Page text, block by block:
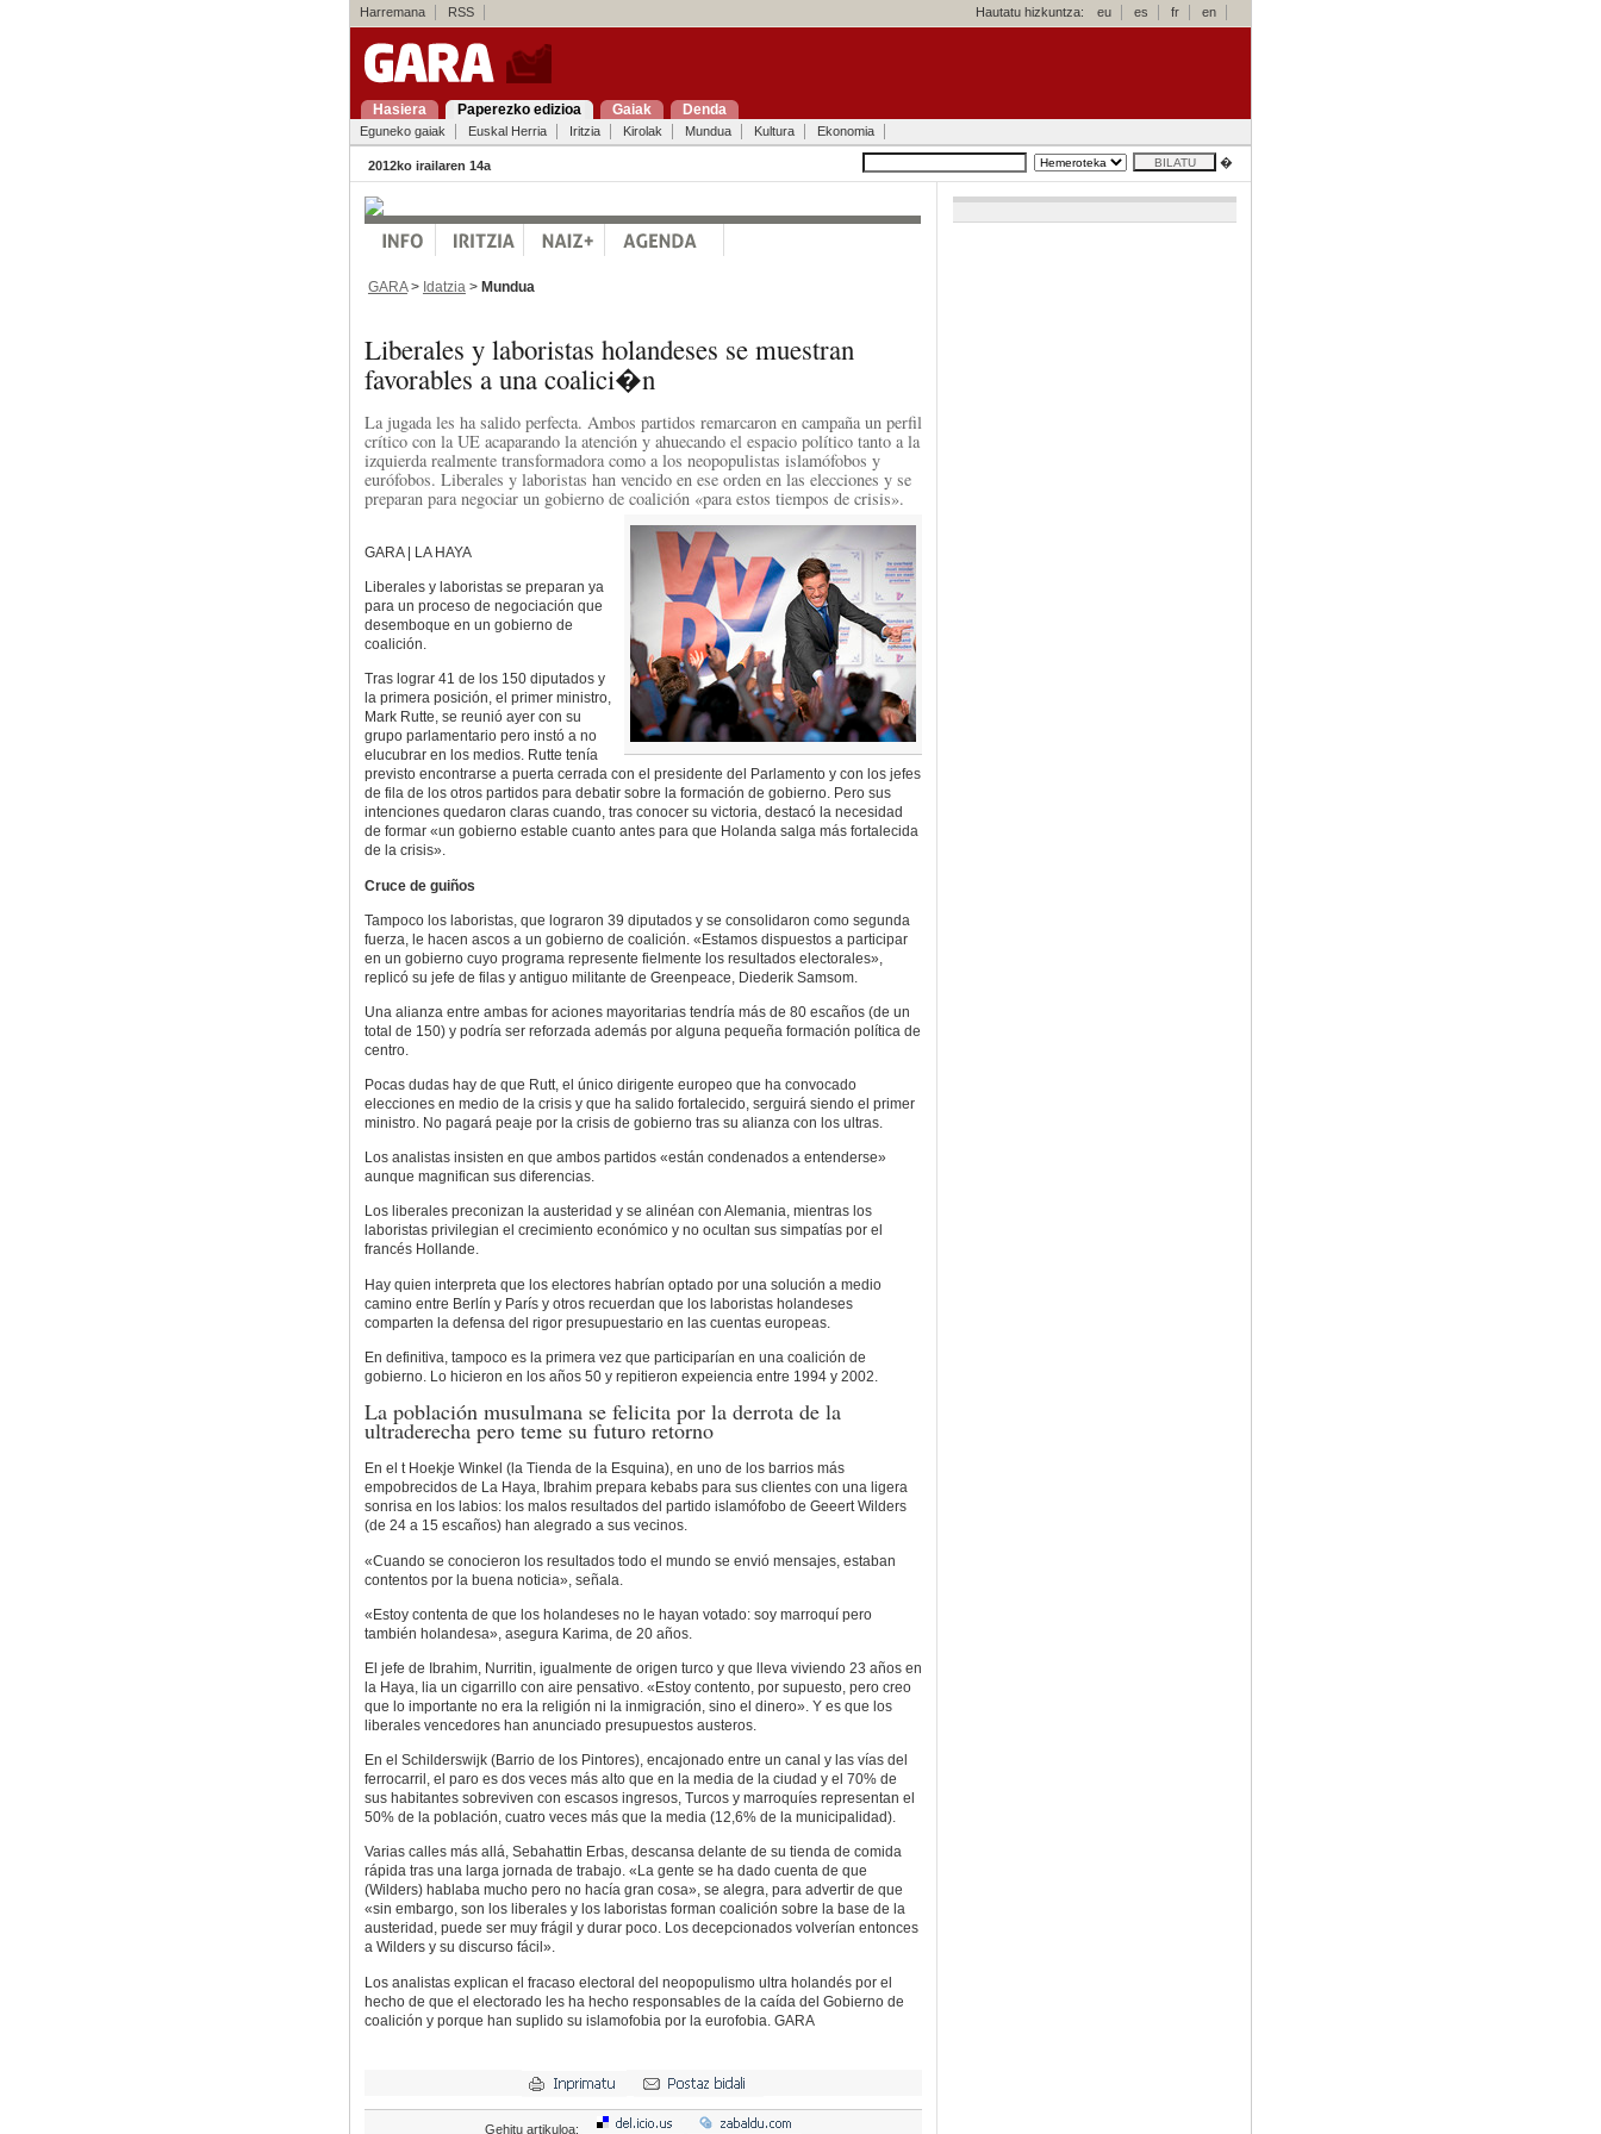
Harremana RSS Hautatu hizkuntza: eu es fr en
Hasiera Paperezko edizioa Gaiak Denda
Eguneko gaiak Euskal Herria Iritzia Kirolak Mundua Kultura Ekonomia
2012ko irailaren 14a �
GARA> Idatzia > Mundua
Liberales y laboristas holandeses se muestran
favorables a una coalici�n
La jugada les ha salido perfecta. Ambos partidos remarcaron en campaña un perfil
crítico con la UE acaparando la atención y ahuecando el espacio político tanto a la
izquierda realmente transformadora como a los neopopulistas islamófobos y
eurófobos. Liberales y laboristas han vencido en ese orden en las elecciones y se
preparan para negociar un gobierno de coalición «para estos tiempos de crisis».
GARA | LA HAYA
Liberales y laboristas se preparan ya
para un proceso de negociación que
desemboque en un gobierno de
coalición.
Tras lograr 41 de los 150 diputados y
la primera posición, el primer ministro,
Mark Rutte, se reunió ayer con su
grupo parlamentario pero instó a no
elucubrar en los medios. Rutte tenía
previsto encontrarse a puerta cerrada con el presidente del Parlamento y con los jefes
de fila de los otros partidos para debatir sobre la formación de gobierno. Pero sus
intenciones quedaron claras cuando, tras conocer su victoria, destacó la necesidad
de formar «un gobierno estable cuanto antes para que Holanda salga más fortalecida
de la crisis».
Cruce de guiños
Tampoco los laboristas, que lograron 39 diputados y se consolidaron como segunda
fuerza, le hacen ascos a un gobierno de coalición. «Estamos dispuestos a participar
en un gobierno cuyo programa represente fielmente los resultados electorales»,
replicó su jefe de filas y antiguo militante de Greenpeace, Diederik Samsom.
Una alianza entre ambas for aciones mayoritarias tendría más de 80 escaños (de un
total de 150) y podría ser reforzada además por alguna pequeña formación política de
centro.
Pocas dudas hay de que Rutt, el único dirigente europeo que ha convocado
elecciones en medio de la crisis y que ha salido fortalecido, serguirá siendo el primer
ministro. No pagará peaje por la crisis de gobierno tras su alianza con los ultras.
Los analistas insisten en que ambos partidos «están condenados a entenderse»
aunque magnifican sus diferencias.
Los liberales preconizan la austeridad y se alinéan con Alemania, mientras los
laboristas privilegian el crecimiento económico y no ocultan sus simpatías por el
francés Hollande.
Hay quien interpreta que los electores habrían optado por una solución a medio
camino entre Berlín y París y otros recuerdan que los laboristas holandeses
comparten la defensa del rigor presupuestario en las cuentas europeas.
En definitiva, tampoco es la primera vez que participarían en una coalición de
gobierno. Lo hicieron en los años 50 y repitieron expeiencia entre 1994 y 2002.
La población musulmana se felicita por la derrota de la
ultraderecha pero teme su futuro retorno
En el t Hoekje Winkel (la Tienda de la Esquina), en uno de los barrios más
empobrecidos de La Haya, Ibrahim prepara kebabs para sus clientes con una ligera
sonrisa en los labios: los malos resultados del partido islamófobo de Geeert Wilders
(de 24 a 15 escaños) han alegrado a sus vecinos.
«Cuando se conocieron los resultados todo el mundo se envió mensajes, estaban
contentos por la buena noticia», señala.
«Estoy contenta de que los holandeses no le hayan votado: soy marroquí pero
también holandesa», asegura Karima, de 20 años.
El jefe de Ibrahim, Nurritin, igualmente de origen turco y que lleva viviendo 23 años en
la Haya, lia un cigarrillo con aire pensativo. «Estoy contento, por supuesto, pero creo
que lo importante no era la religión ni la inmigración, sino el dinero». Y es que los
liberales vencedores han anunciado presupuestos austeros.
En el Schilderswijk (Barrio de los Pintores), encajonado entre un canal y las vías del
ferrocarril, el paro es dos veces más alto que en la media de la ciudad y el 70% de
sus habitantes sobreviven con escasos ingresos, Turcos y marroquíes representan el
50% de la población, cuatro veces más que la media (12,6% de la municipalidad).
Varias calles más allá, Sebahattin Erbas, descansa delante de su tienda de comida
rápida tras una larga jornada de trabajo. «La gente se ha dado cuenta de que
(Wilders) hablaba mucho pero no hacía gran cosa», se alegra, para advertir de que
«sin embargo, son los liberales y los laboristas forman coalición sobre la base de la
austeridad, puede ser muy frágil y durar poco. Los decepcionados volverían entonces
a Wilders y su discurso fácil».
Los analistas explican el fracaso electoral del neopopulismo ultra holandés por el
hecho de que el electorado les ha hecho responsables de la caída del Gobierno de
coalición y porque han suplido su islamofobia por la eurofobia. GARA
Gehitu artikuloa: